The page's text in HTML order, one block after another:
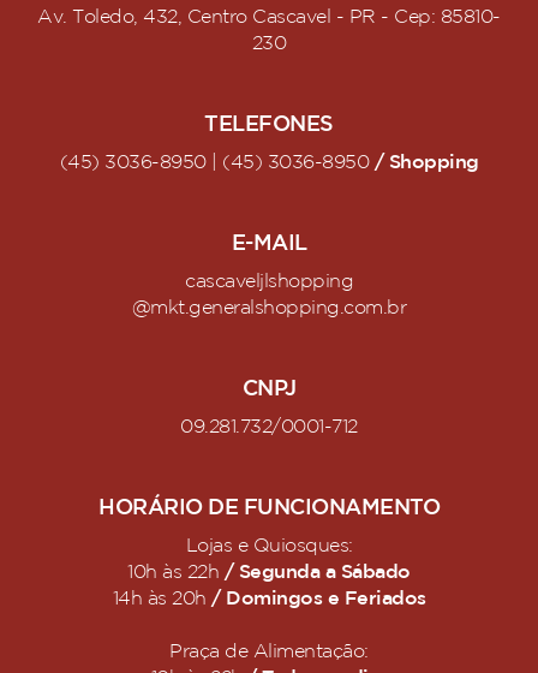
Av. Toledo, 432, Centro Cascavel - PR - Cep: 85810-
230
TELEFONES
(45) 3036-8950 | (45) 3036-8950/ Shopping
E-MAIL
cascaveljlshopping
@mkt.generalshopping.com.br
CNPJ
09.281.732/0001-712
HORÁRIO DE FUNCIONAMENTO
Lojas e Quiosques:
10h às 22h / Segunda a Sábado
14h às 20h / Domingos e Feriados
Praça de Alimentação: